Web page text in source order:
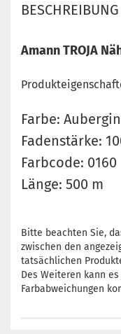
BESCHREIBUNG
Amann TROJA
Farbe:
Fadenstärke:
Farbcode: 0160
Länge: 500 m
Bitte beachten Sie,
zwischen den
tatsächlichen
Des Weiteren kann
Farbabweichungen